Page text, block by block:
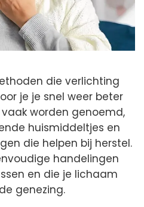
die verlichting
je je snel weer beter
worden genoemd,
huismiddeltjes en
die helpen bij herstel.
handelingen
en die je lichaam
genezing.